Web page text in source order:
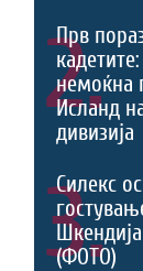
2.
Прв
немоќна
Исланд
дивизија
3.
Силекс
(ФОТО)